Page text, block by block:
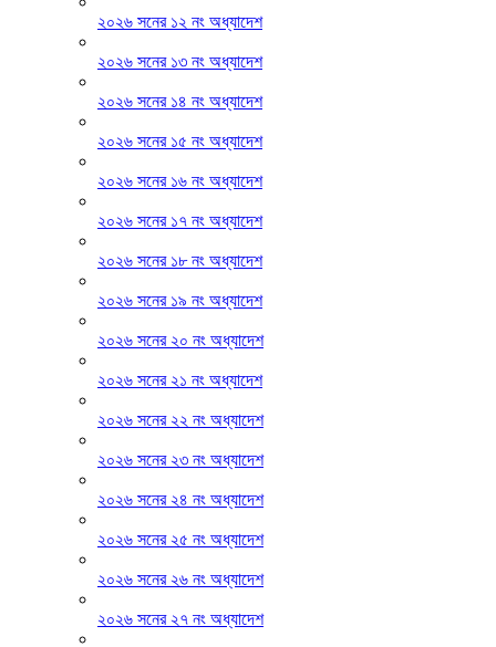
২০২৬ সনের ১২ নং অধ্যাদেশ
২০২৬ সনের ১৩ নং অধ্যাদেশ
২০২৬ সনের ১৪ নং অধ্যাদেশ
২০২৬ সনের ১৫ নং অধ্যাদেশ
২০২৬ সনের ১৬ নং অধ্যাদেশ
২০২৬ সনের ১৭ নং অধ্যাদেশ
২০২৬ সনের ১৮ নং অধ্যাদেশ
২০২৬ সনের ১৯ নং অধ্যাদেশ
২০২৬ সনের ২০ নং অধ্যাদেশ
২০২৬ সনের ২১ নং অধ্যাদেশ
২০২৬ সনের ২২ নং অধ্যাদেশ
২০২৬ সনের ২৩ নং অধ্যাদেশ
২০২৬ সনের ২৪ নং অধ্যাদেশ
২০২৬ সনের ২৫ নং অধ্যাদেশ
২০২৬ সনের ২৬ নং অধ্যাদেশ
২০২৬ সনের ২৭ নং অধ্যাদেশ